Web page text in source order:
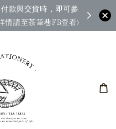
款與交貨時，即可參
請至茶筆巷FB查看)
◆ 官